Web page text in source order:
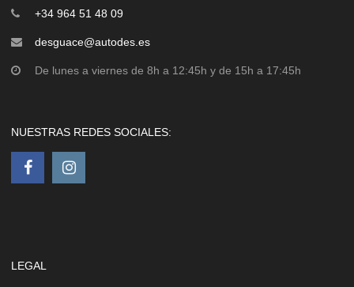
+34 964 51 48 09
desguace@autodes.es
De lunes a viernes de 8h a 12:45h y de 15h a 17:45h
NUESTRAS REDES SOCIALES:
LEGAL